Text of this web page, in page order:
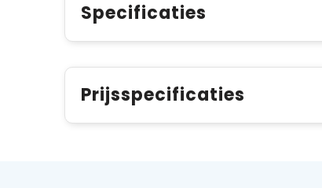
Specificaties
Prijsspecificaties